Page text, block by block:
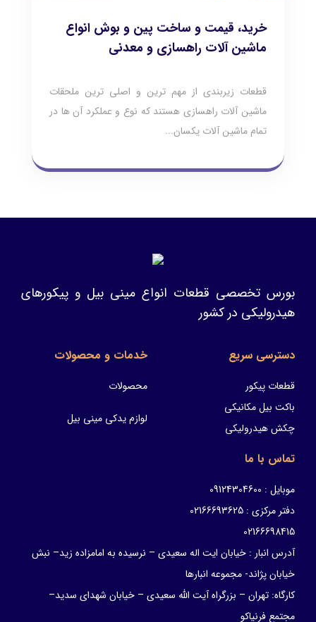
خرید، قیمت و ساخت پین و بوش انواع
ماشین آلات راهسازی و معدنی
قطعات زیربندی از مهم ترین و اصلی ترین ملحقات
ماشین آلات راهسازی هستند که نوع و عملکرد آن ها در
تمام ماشین آلات یکسان...
بورس تخصصی قطعات انواع مینی بیل و پیکورهای
هیدرولیکی در کشور
دسترسی سریع
قطعات پیکور
باکت بیل مکانیکی
چکش هیدرولیکی
خدمات و محصولات
محصولات
لوازم یدکی مینی بیل
تماس با ما
موبایل : 09124304600
دفتر مرکزی : 02166693625
02166698415
آدرس انبار : خیابان ایت اله سعیدی – نرسیده به امامزاده زید– نبش
خیابان پژاند- مجموعه انبارها
کارگاه: تهران – بزرگراه آیت الله سعیدی – خیابان شهدای سدید–
مجتمع فرنیاکو